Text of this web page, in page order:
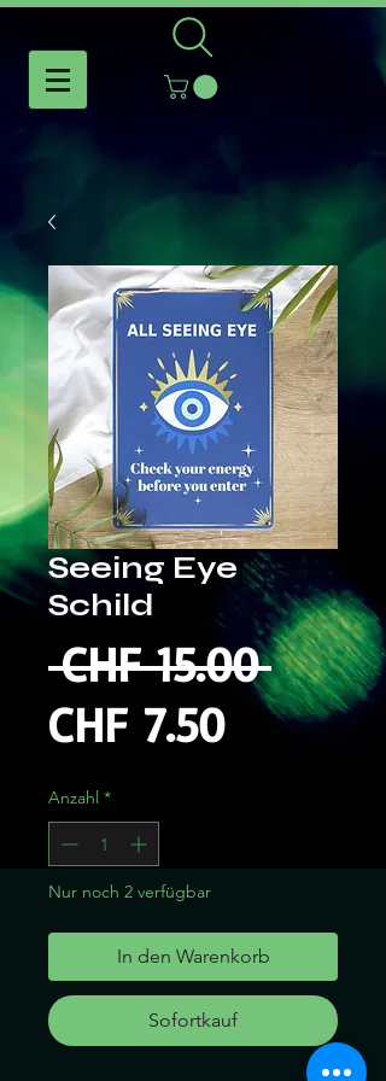
Seeing Eye
Schild
CHF 15.00
CHF 7.50Sale-
Anzahl *
Nur noch 2 verfügbar
In den Warenkorb
Sofortkauf